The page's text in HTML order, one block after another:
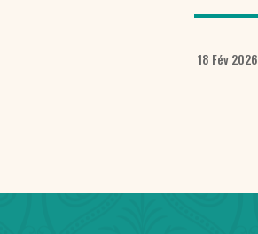
18 Fév 2026